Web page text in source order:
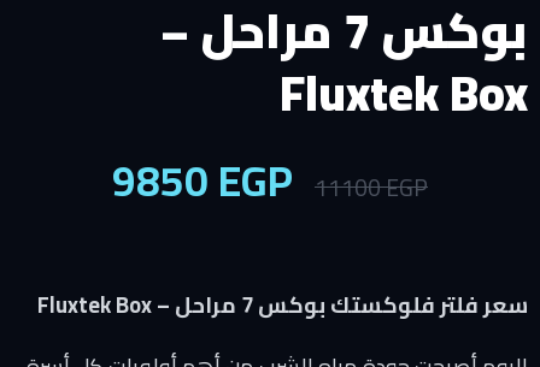
بوكس 7 مراحل –
Fluxtek Box
11100EGP
9850EGP
سعر فلتر فلوكستك بوكس 7 مراحل – Fluxtek Box